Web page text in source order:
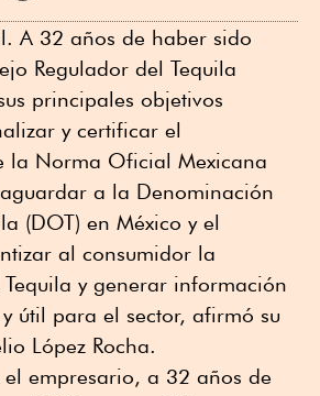
A 32 años de haber sido
Regulador del Tequila
principales objetivos
y certificar el
la Norma Oficial Mexicana
a la Denominación
(DOT) en México y el
al consumidor la
y generar información
útil para el sector, afirmó su
López Rocha.
empresario, a 32 años de